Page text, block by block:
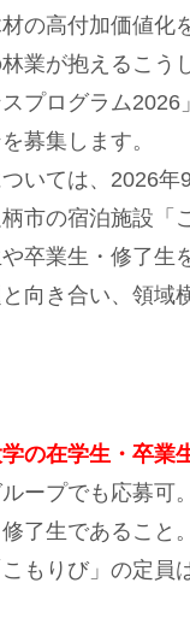
の高付加価値化
業が抱えるこう
プログラム2026
募集します。
いては、 2026年
市の宿泊施設「
卒業生・修了生
向き合い、領域
の在学生・卒業
ープでも応募可
了生であること。
もりび」の定員